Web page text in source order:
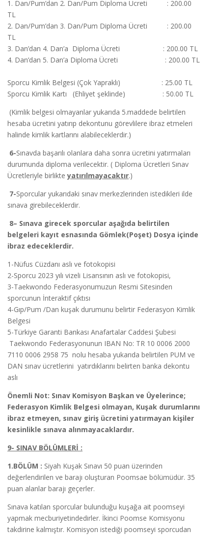
1. Dan/Pum’dan 2. Dan/Pum Diploma Ücreti : 200.00
TL
2. Dan/Pum’dan 3. Dan/Pum Diploma Ücreti : 200.00
TL
3. Dan’dan 4. Dan’a Diploma Ücreti : 200.00 TL
4. Dan’dan 5. Dan’a Diploma Ücreti : 200.00 TL
Sporcu Kimlik Belgesi (Çok Yapraklı) : 25.00 TL
Sporcu Kimlik Kartı (Ehliyet şeklinde) : 50.00 TL
(Kimlik belgesi olmayanlar yukarıda 5.maddede belirtilen
hesaba ücretini yatırıp dekontunu görevlilere ibraz etmeleri
halinde kimlik kartlarını alabileceklerdir.)
6-Sınavda başarılı olanlara daha sonra ücretini yatırmaları
durumunda diploma verilecektir. ( Diploma Ücretleri Sınav
Ücretleriyle birlikteyatırılmayacaktır.)
7-Sporcular yukarıdaki sınav merkezlerinden istedikleri ilde
sınava girebileceklerdir.
8– Sınava girecek sporcular aşağıda belirtilen
belgeleri kayıt esnasında Gömlek(Poşet) Dosya içinde
ibraz edeceklerdir.
1-Nüfus Cüzdanı aslı ve fotokopisi
2-Sporcu 2023 yılı vizeli Lisansının aslı ve fotokopisi,
3-Taekwondo Federasyonumuzun Resmi Sitesinden
sporcunun İnteraktif çıktısı
4-Gıp/Pum /Dan kuşak durumunu belirtir Federasyon Kimlik
Belgesi
5-Türkiye Garanti Bankası Anafartalar Caddesi Şubesi
Taekwondo Federasyonunun IBAN No: TR 10 0006 2000
7110 0006 2958 75 nolu hesaba yukarıda belirtilen PUM ve
DAN sınav ücretlerini yatırdıklarını belirten banka dekontu
aslı
Önemli Not: Sınav Komisyon Başkan ve Üyelerince;
Federasyon Kimlik Belgesi olmayan, Kuşak durumlarını
ibraz etmeyen, sınav giriş ücretini yatırmayan kişiler
kesinlikle sınava alınmayacaklardır.
9- SINAV BÖLÜMLERİ :
1.BÖLÜM : Siyah Kuşak Sınavı 50 puan üzerinden
değerlendirilen ve barajı oluşturan Poomsae bölümüdür. 35
puan alanlar barajı geçerler.
Sınava katılan sporcular bulunduğu kuşağa ait poomseyi
yapmak mecburiyetindedirler. İkinci Poomse Komisyonu
takdirine kalmıştır. Komisyon istediği poomseyi sporcudan